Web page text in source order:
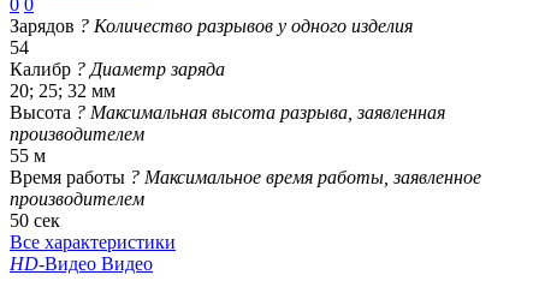
Зарядов ? Количество разрывов у одного изделия
54
Калибр ? Диаметр заряда
20; 25; 32 мм
Высота ? Максимальная высота разрыва, заявленная
производителем
55 м
Время работы ? Максимальное время работы, заявленное
производителем
50 сек
Все характеристики
HD-Видео Видео